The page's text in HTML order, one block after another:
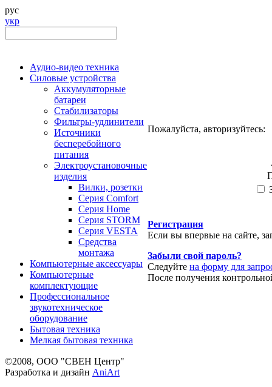
рус
укр
Аудио-видео техника
Силовые устройства
Аккумуляторные
батареи
Стабилизаторы
Фильтры-удлинители
Источники
бесперебойного
питания
Электроустановочные
изделия
Вилки, розетки
Серия Comfort
Серия Home
Серия STORM
Серия VESTA
Средства
монтажа
Компьютерные аксессуары
Компьютерные
комплектующие
Профессиональное
звукотехническое
оборудование
Бытовая техника
Мелкая бытовая техника
Пожалуйста, авторизуйтесь:
Регистрация
Если вы впервые на сайте,
Забыли свой пароль?
Следуйте на форму для
После получения
©2008, ООО "СВЕН Центр"
Разработка и дизайн AniArt